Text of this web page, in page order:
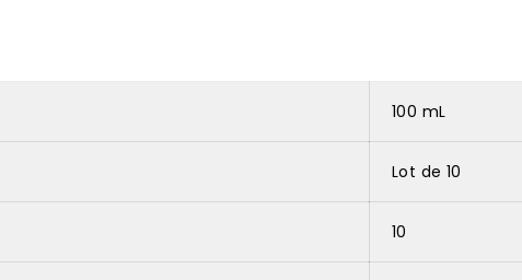
100 mL
Lot de 10
10